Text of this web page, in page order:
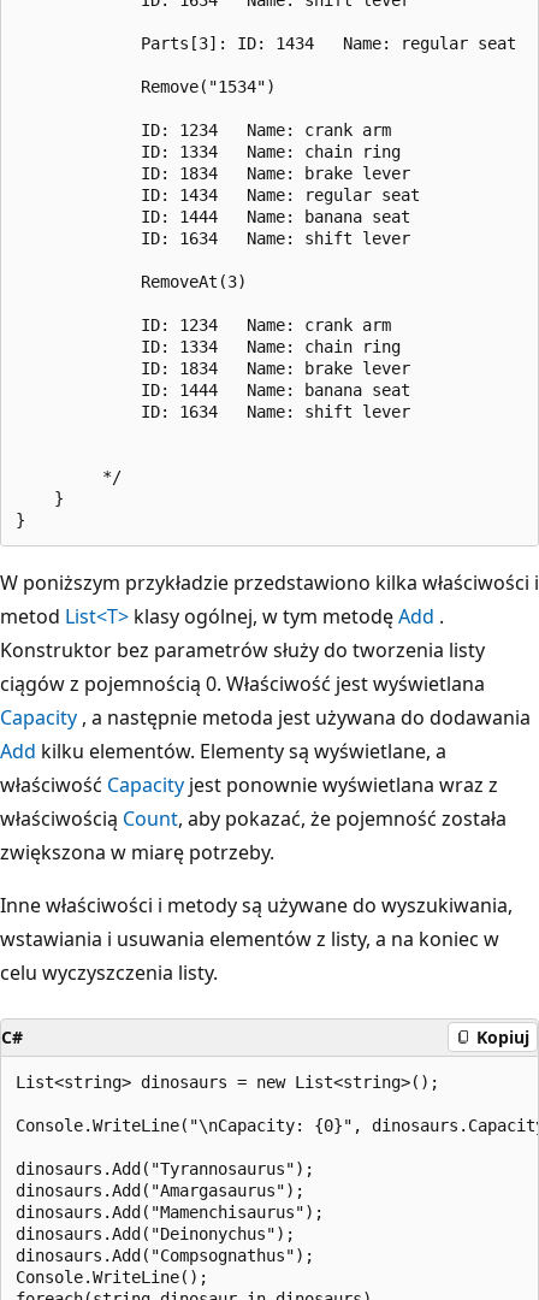
             Parts[3]: ID: 1434   Name: regular seat
             Remove("1534")
             ID: 1234   Name: crank arm
             ID: 1334   Name: chain ring
             ID: 1834   Name: brake lever
             ID: 1434   Name: regular seat
             ID: 1444   Name: banana seat
             ID: 1634   Name: shift lever
             RemoveAt(3)
             ID: 1234   Name: crank arm
             ID: 1334   Name: chain ring
             ID: 1834   Name: brake lever
             ID: 1444   Name: banana seat
             ID: 1634   Name: shift lever
         */
    }
W poniższym przykładzie przedstawiono kilka właściwości i
metod List<T> klasy ogólnej, w tym metodęAdd .
Konstruktor bez parametrów służy do tworzenia listy
ciągów z pojemnością 0. Właściwość jest wyświetlana
Capacity , a następnie metoda jest używana do dodawania
Add kilku elementów. Elementy są wyświetlane, a
właściwość Capacity jest ponownie wyświetlana wraz z
właściwością Count, aby pokazać, że pojemność została
zwiększona w miarę potrzeby.
Inne właściwości i metody są używane do wyszukiwania,
wstawiania i usuwania elementów z listy, a na koniec w
celu wyczyszczenia listy.
C# Kopiuj
List<string> dinosaurs = new List<string>();
Console.WriteLine("\nCapacity: {0}",
dinosaurs.Add("Tyrannosaurus");
dinosaurs.Add("Amargasaurus");
dinosaurs.Add("Mamenchisaurus");
dinosaurs.Add("Deinonychus");
dinosaurs.Add("Compsognathus");
Console.WriteLine();